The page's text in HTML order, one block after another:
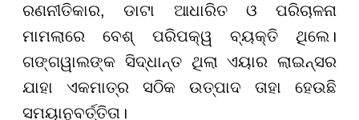
ରଣନୀତିକାର, ଡାଟା ଆଧାରିତ ଓ ପରିଚାଳନା
ମାମଲାରେ ବେଶ୍ ପରିପକ୍ୱ ବ୍ୟକ୍ତି ଥିଲେ।
ଗଙ୍ଗୱାଲଙ୍କ ସିଦ୍ଧାନ୍ତ ଥିଲା ଏୟାର ଲାଇନ୍ସର
ଯାହା ଏକମାତ୍ର ସଠିକ ଉତ୍ପାଦ ତାହା ହେଉଛି
ସମୟାନୁବର୍ତ୍ତିତା।